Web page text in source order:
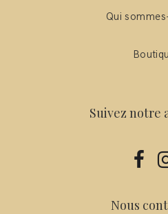
Qui
Suivez notre
Nous